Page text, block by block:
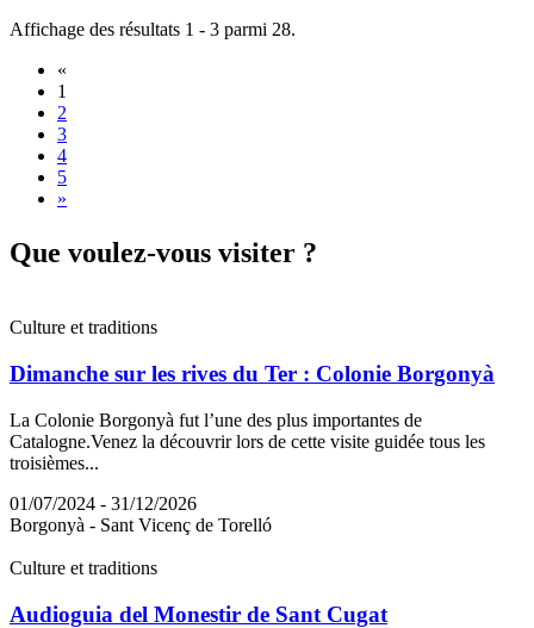
Affichage des résultats 1 - 3 parmi 28.
«
1
2
3
4
5
»
Que voulez-vous visiter ?
Culture et traditions
Dimanche sur les rives du Ter : Colonie Borgonyà
La Colonie Borgonyà fut l’une des plus importantes de
Catalogne.Venez la découvrir lors de cette visite guidée tous les
troisièmes...
01/07/2024 - 31/12/2026
Borgonyà - Sant Vicenç de Torelló
Culture et traditions
Audioguia del Monestir de Sant Cugat